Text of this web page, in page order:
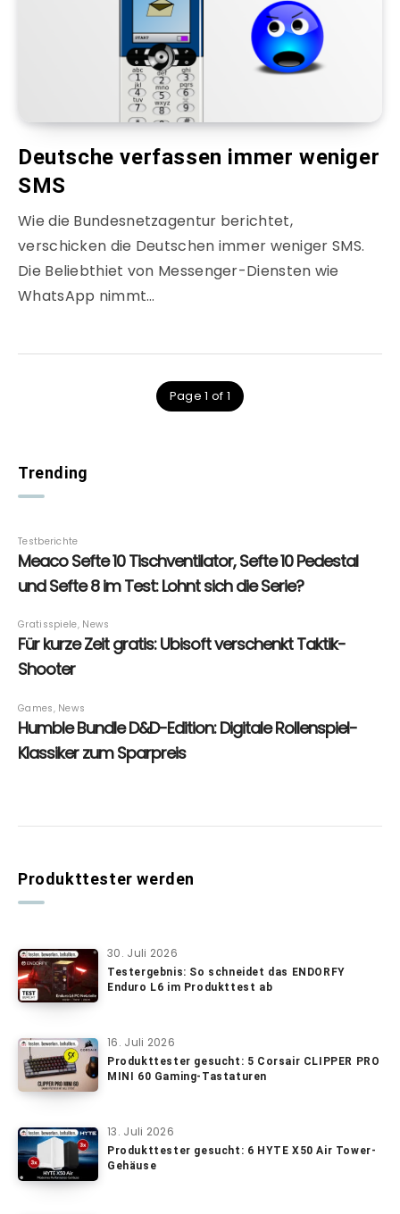
Deutsche verfassen immer weniger
SMS
Wie die Bundesnetzagentur berichtet,
verschicken die Deutschen immer weniger SMS.
Die Beliebthiet von Messenger-Diensten wie
WhatsApp nimmt…
Page 1 of 1
Trending
Produkttester werden
30. Juli 2026
Testergebnis: So schneidet das ENDORFY
Enduro L6 im Produkttest ab
16. Juli 2026
Produkttester gesucht: 5 Corsair CLIPPER PRO
MINI 60 Gaming-Tastaturen
13. Juli 2026
Produkttester gesucht: 6 HYTE X50 Air Tower-
Gehäuse